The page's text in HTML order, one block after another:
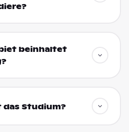
beinhaltet
das Studium?